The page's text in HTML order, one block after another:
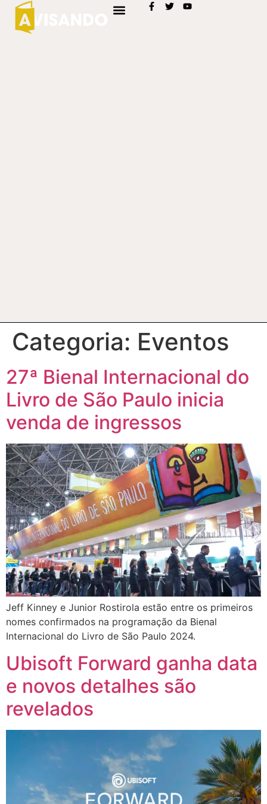
Categoria: Eventos
27ª Bienal Internacional do
Livro de São Paulo inicia
venda de ingressos
Jeff Kinney e Junior Rostirola estão entre os primeiros
nomes confirmados na programação da Bienal
Internacional do Livro de São Paulo 2024.
Ubisoft Forward ganha data
e novos detalhes são
revelados